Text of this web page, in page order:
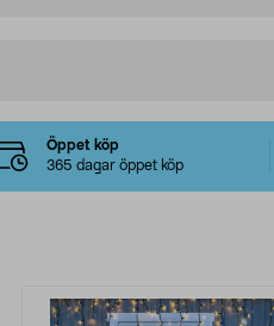
Öppet köp
365 dagar öppet köp